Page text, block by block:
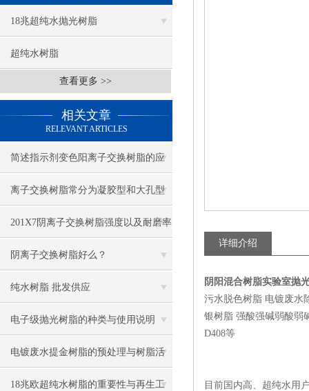
18兆超纯水抛光树脂
超纯水树脂
查看更多 >>
相关文章
RELEVANT ARTICLES
简述指示剂变色阳离子交换树脂的应
用领域
离子交换树脂常分为凝胶型和大孔型
两类
201X7阴离子交换树脂强度以及耐磨率
阴离子交换树脂好么？
纯水树脂 批发供应
电子级抛光树脂的种类与使用说明
电镀废水提金树脂的预处理与树脂活
化
18兆欧超纯水树脂的重要性与再生工
详细介绍
阴阳混合树脂实验室抛
污水脱色树脂 电镀废水
银树脂 强酸强碱弱酸弱
D408等
目前国内高、超纯水用